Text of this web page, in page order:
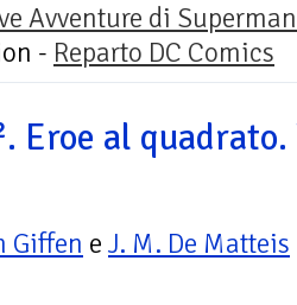
Avventure di Superman
- Reparto DC Comics
Eroe al quadrato.
Giffen e J. M. De Matteis